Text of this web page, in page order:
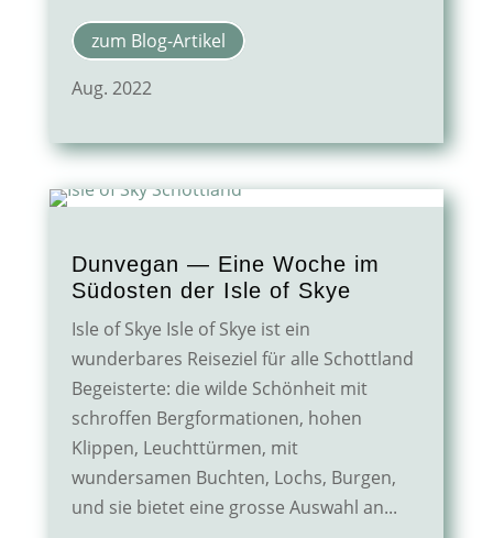
zum Blog-Artikel
Aug. 2022
Dunvegan — Eine Woche im
Südosten der Isle of Skye
Isle of Skye Isle of Skye ist ein
wunderbares Reiseziel für alle Schottland
Begeisterte: die wilde Schönheit mit
schroffen Bergformationen, hohen
Klippen, Leuchttürmen, mit
wundersamen Buchten, Lochs, Burgen,
und sie bietet eine grosse Auswahl an...